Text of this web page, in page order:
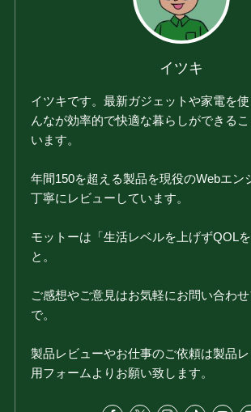
イツキ
イツキです。最新ガジェットや家電を
んなが効率的で快適な暮らしができる
います。
年間150を超える製品を現役のWebエン
丁寧にレビューしています。
モットーは「生活レベルを上げずQOL
と。
ご感想やご意見はお気軽にお問い合わ
で。
製品レビューやお仕事のご依頼は製品
用フォームよりお願い致します。